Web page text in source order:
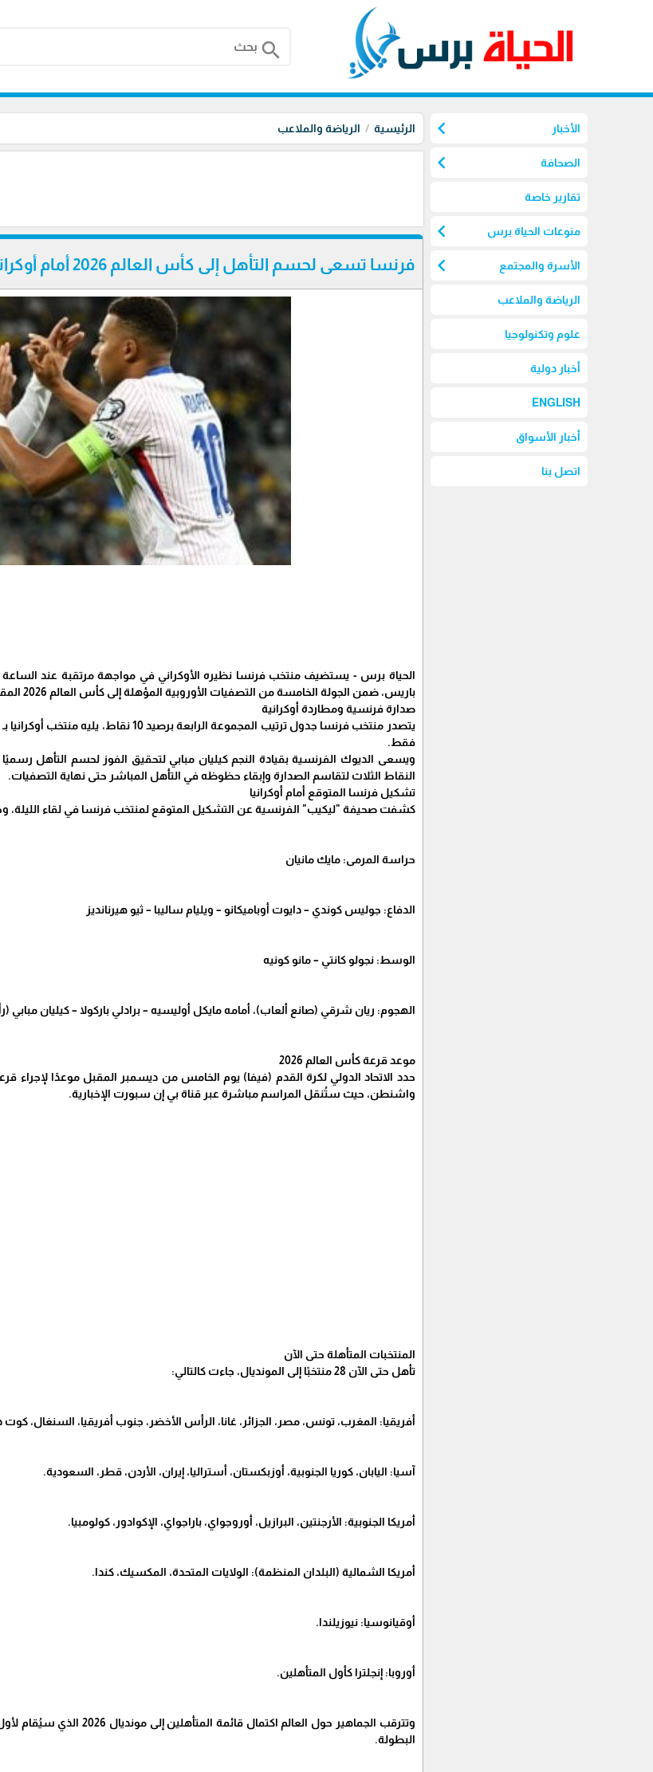
search
الأخبار chevron_left
الصحافة chevron_left
تقارير خاصة
منوعات الحياة برس chevron_left
الأسرة والمجتمع chevron_left
الرياضة والملاعب
علوم وتكنولوجيا
أخبار دولية
ENGLISH
أخبار الأسواق
اتصل بنا
الرئيسية الرياضة والملاعب
فرنسا تسعى لحسم التأهل إلى كأس العالم 2026 أمام أوكرانيا الليلة
الحياة برس - يستضيف منتخب فرنسا نظيره الأوكراني في مواجهة مرتقبة عند الساعة
باريس، ضمن الجولة الخامسة من التصفيات الأوروبية المؤهلة إلى كأس العالم 2026 المقرر إقامته في أمريكا الشمالية.
صدارة فرنسية ومطاردة أوكرانية
فقط.
ويسعى الديوك الفرنسية بقيادة النجم كيليان مبابي لتحقيق الفوز لحسم التأهل رسميًا
النقاط الثلاث لتقاسم الصدارة وإبقاء حظوظه في التأهل المباشر حتى نهاية التصفيات.
تشكيل فرنسا المتوقع أمام أوكرانيا
كشفت صحيفة "ليكيب" الفرنسية عن التشكيل المتوقع لمنتخب فرنسا في لقاء الليلة،
حراسة المرمى: مايك مانيان
الدفاع: جوليس كوندي – دايوت أوباميكانو – ويليام ساليبا – ثيو هيرنانديز
الوسط: نجولو كانتي – مانو كونيه
الهجوم: ريان شرقي (صانع ألعاب)، أمامه مايكل أوليسيه – برادلي باركولا – كيليان مبابي
موعد قرعة كأس العالم 2026
واشنطن، حيث ستُنقل المراسم مباشرة عبر قناة بي إن سبورت الإخبارية.
المنتخبات المتأهلة حتى الآن
تأهل حتى الآن 28 منتخبًا إلى المونديال، جاءت كالتالي:
أفريقيا: المغرب، تونس، مصر، الجزائر، غانا، الرأس الأخضر، جنوب أفريقيا، السنغال، كوت
آسيا: اليابان، كوريا الجنوبية، أوزبكستان، أستراليا، إيران، الأردن، قطر، السعودية.
أمريكا الجنوبية: الأرجنتين، البرازيل، أوروجواي، باراجواي، الإكوادور، كولومبيا.
أمريكا الشمالية (البلدان المنظمة): الولايات المتحدة، المكسيك، كندا.
أوقيانوسيا: نيوزيلندا.
أوروبا: إنجلترا كأول المتأهلين.
البطولة.